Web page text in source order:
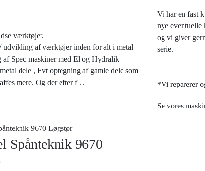
værktøjer.
udvikling af værktøjer inden for alt i metal
af Spec maskiner med El og Hydralik
dele , Evt optegning af gamle dele som
mere. Og der efter f ...
Vi har en fast
nye eventuelle
og vi giver
serie.
*Vi reparerer
Se vores
Spånteknik 9670